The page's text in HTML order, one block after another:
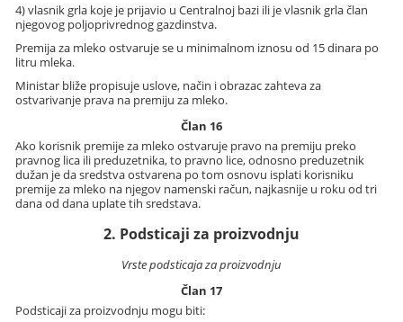
4) vlasnik grla koje je prijavio u Centralnoj bazi ili je vlasnik grla član
njegovog poljoprivrednog gazdinstva.
Premija za mleko ostvaruje se u minimalnom iznosu od 15 dinara po
litru mleka.
Ministar bliže propisuje uslove, način i obrazac zahteva za
ostvarivanje prava na premiju za mleko.
Član 16
Ako korisnik premije za mleko ostvaruje pravo na premiju preko
pravnog lica ili preduzetnika, to pravno lice, odnosno preduzetnik
dužan je da sredstva ostvarena po tom osnovu isplati korisniku
premije za mleko na njegov namenski račun, najkasnije u roku od tri
dana od dana uplate tih sredstava.
2. Podsticaji za proizvodnju
Vrste podsticaja za proizvodnju
Član 17
Podsticaji za proizvodnju mogu biti: